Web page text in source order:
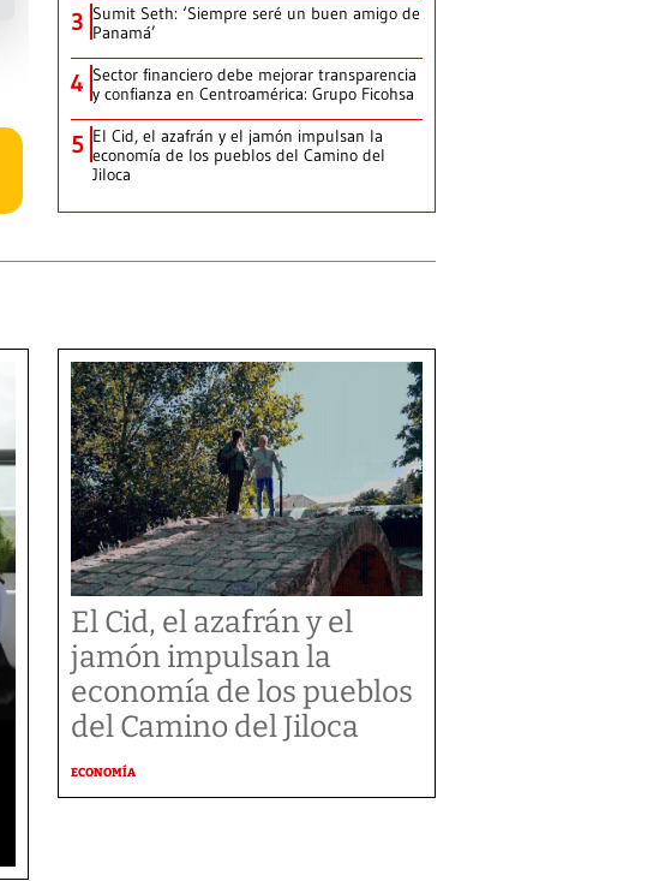
3 Sumit Seth: ‘Siempre seré un buen amigo de
Panamá’
4 Sector financiero debe mejorar transparencia
y confianza en Centroamérica: Grupo Ficohsa
5 El Cid, el azafrán y el jamón impulsan la
economía de los pueblos del Camino del
Jiloca
El Cid, el azafrán y el
jamón impulsan la
economía de los pueblos
del Camino del Jiloca
ECONOMÍA